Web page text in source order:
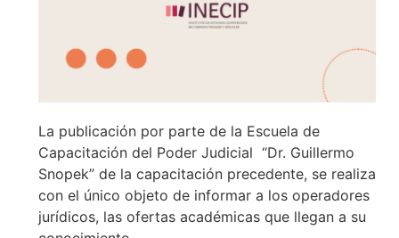
La publicación por parte de la Escuela de
Capacitación del Poder Judicial “Dr. Guillermo
Snopek” de la capacitación precedente, se realiza
con el único objeto de informar a los operadores
jurídicos, las ofertas académicas que llegan a su